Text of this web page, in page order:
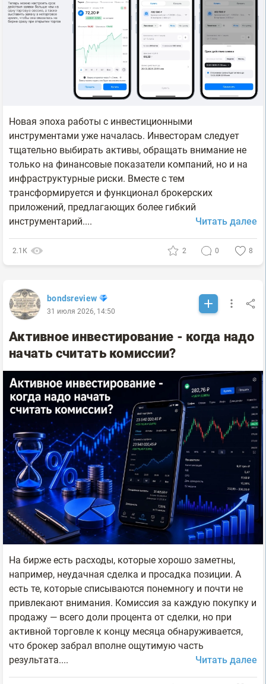
Новая эпоха работы с инвестиционными
инструментами уже началась. Инвесторам следует
тщательно выбирать активы, обращать внимание не
только на финансовые показатели компаний, но и на
инфраструктурные риски. Вместе с тем
трансформируется и функционал брокерских
приложений, предлагающих более гибкий
инструментарий....
Читать далее
2.1К 2 0 8
bondsreview
31 июля 2026, 14:50
Активное инвестирование - когда надо
начать считать комиссии?
На бирже есть расходы, которые хорошо заметны,
например, неудачная сделка и просадка позиции. А
есть те, которые списываются понемногу и почти не
привлекают внимания. Комиссия за каждую покупку и
продажу — всего доли процента от сделки, но при
активной торговле к концу месяца обнаруживается,
что брокер забрал вполне ощутимую часть
результата....
Читать далее